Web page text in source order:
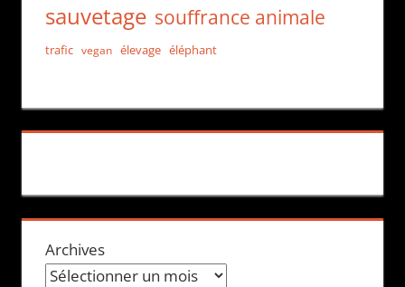
sauvetage souffrance animale
trafic vegan élevage éléphant
Archives